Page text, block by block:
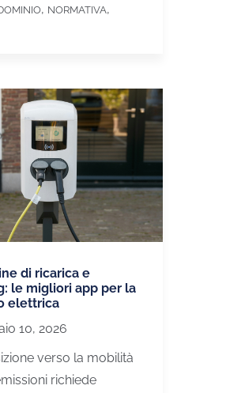
, NORMATIVA,
di ricarica e
le migliori app per la
elettrica
10, 2026
verso la mobilità
richiede